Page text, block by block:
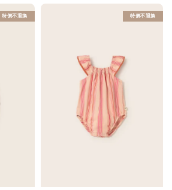
特價不退換 特價不退換